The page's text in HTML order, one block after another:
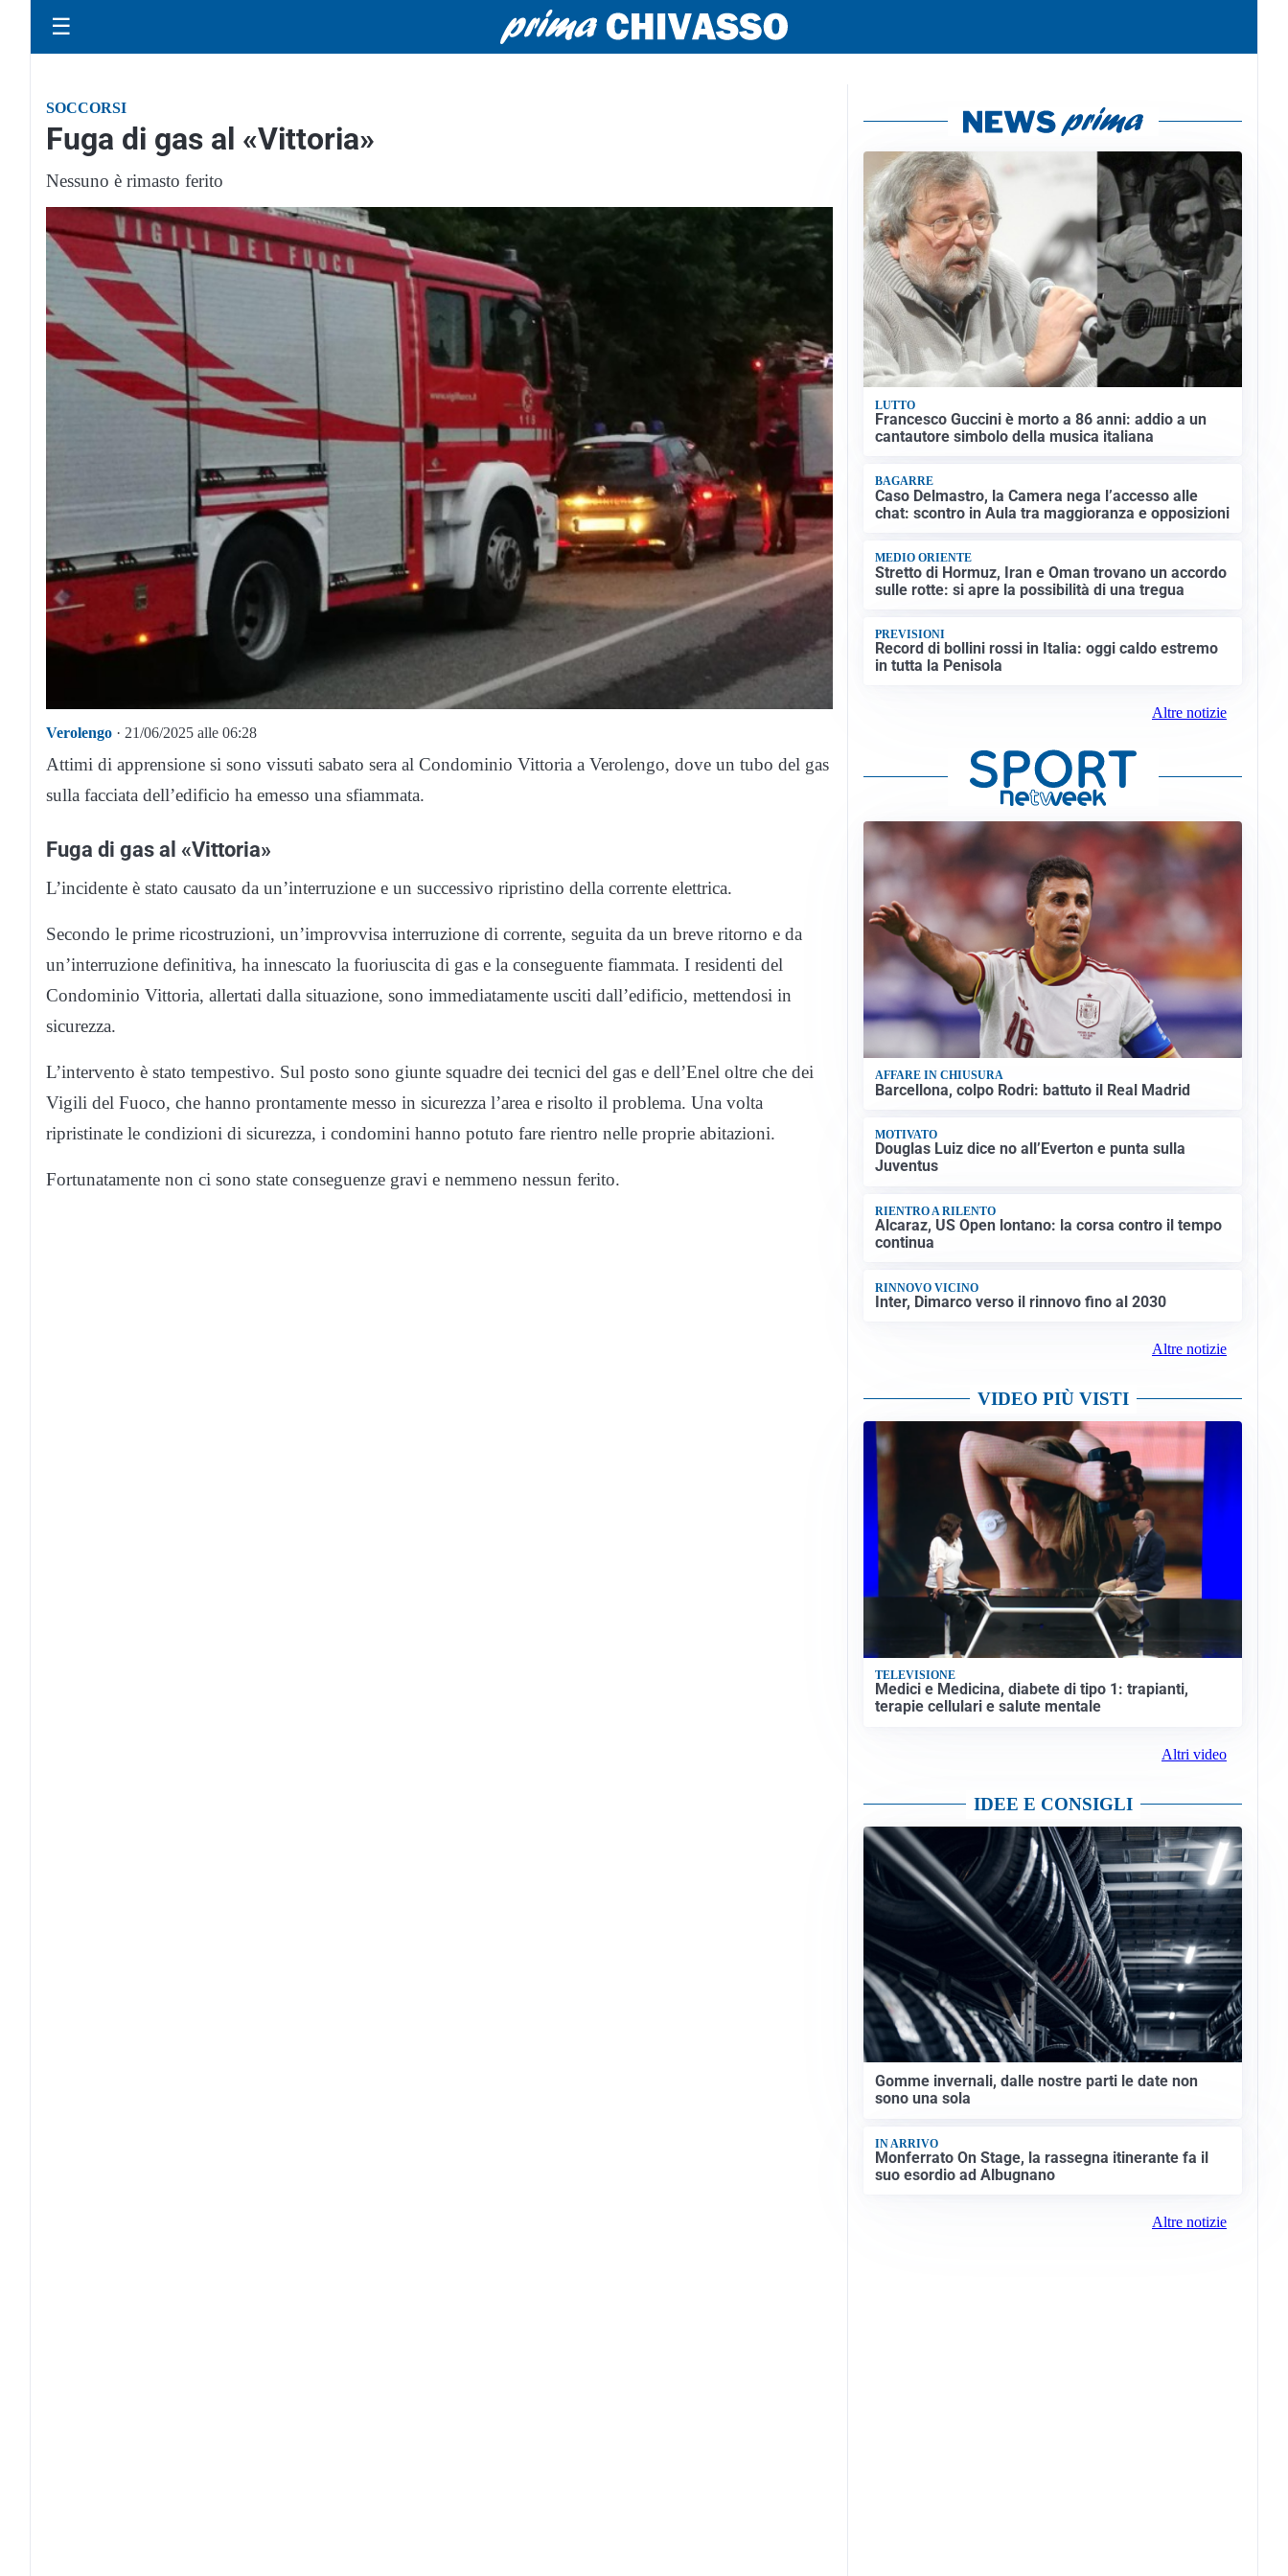
☰
SOCCORSI
Fuga di gas al «Vittoria»
Nessuno è rimasto ferito
Verolengo · 21/06/2025 alle 06:28
Attimi di apprensione si sono vissuti sabato sera al Condominio Vittoria a Verolengo, dove un tubo del gas
sulla facciata dell’edificio ha emesso una sfiammata.
Fuga di gas al «Vittoria»
L’incidente è stato causato da un’interruzione e un successivo ripristino della corrente elettrica.
Secondo le prime ricostruzioni, un’improvvisa interruzione di corrente, seguita da un breve ritorno e da
un’interruzione definitiva, ha innescato la fuoriuscita di gas e la conseguente fiammata. I residenti del
Condominio Vittoria, allertati dalla situazione, sono immediatamente usciti dall’edificio, mettendosi in
sicurezza.
L’intervento è stato tempestivo. Sul posto sono giunte squadre dei tecnici del gas e dell’Enel oltre che dei
Vigili del Fuoco, che hanno prontamente messo in sicurezza l’area e risolto il problema. Una volta
ripristinate le condizioni di sicurezza, i condomini hanno potuto fare rientro nelle proprie abitazioni.
Fortunatamente non ci sono state conseguenze gravi e nemmeno nessun ferito.
LUTTO
Francesco Guccini è morto a 86 anni: addio a un
cantautore simbolo della musica italiana
BAGARRE
Caso Delmastro, la Camera nega l’accesso alle
chat: scontro in Aula tra maggioranza e opposizioni
MEDIO ORIENTE
Stretto di Hormuz, Iran e Oman trovano un accordo
sulle rotte: si apre la possibilità di una tregua
PREVISIONI
Record di bollini rossi in Italia: oggi caldo estremo
in tutta la Penisola
Altre notizie
AFFARE IN CHIUSURA
Barcellona, colpo Rodri: battuto il Real Madrid
MOTIVATO
Douglas Luiz dice no all’Everton e punta sulla
Juventus
RIENTRO A RILENTO
Alcaraz, US Open lontano: la corsa contro il tempo
continua
RINNOVO VICINO
Inter, Dimarco verso il rinnovo fino al 2030
Altre notizie
VIDEO PIÙ VISTI
TELEVISIONE
Medici e Medicina, diabete di tipo 1: trapianti,
terapie cellulari e salute mentale
Altri video
IDEE E CONSIGLI
Gomme invernali, dalle nostre parti le date non
sono una sola
IN ARRIVO
Monferrato On Stage, la rassegna itinerante fa il
suo esordio ad Albugnano
Altre notizie